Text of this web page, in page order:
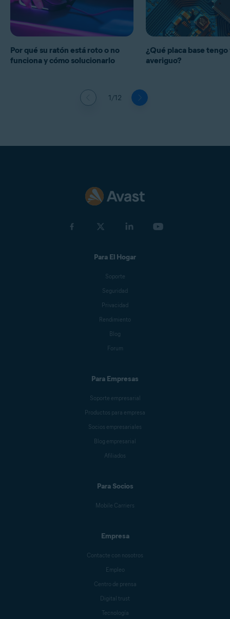
1/12
Por qué su ratón está roto o no
funciona y cómo solucionarlo
¿Qué placa base tengo
averiguo?
Para El Hogar
Soporte
Seguridad
Privacidad
Rendimiento
Blog
Forum
Para Empresas
Soporte empresarial
Productos para empresa
Socios empresariales
Blog empresarial
Afiliados
Para Socios
Mobile Carriers
Empresa
Contacte con nosotros
Empleo
Centro de prensa
Digital trust
Tecnología